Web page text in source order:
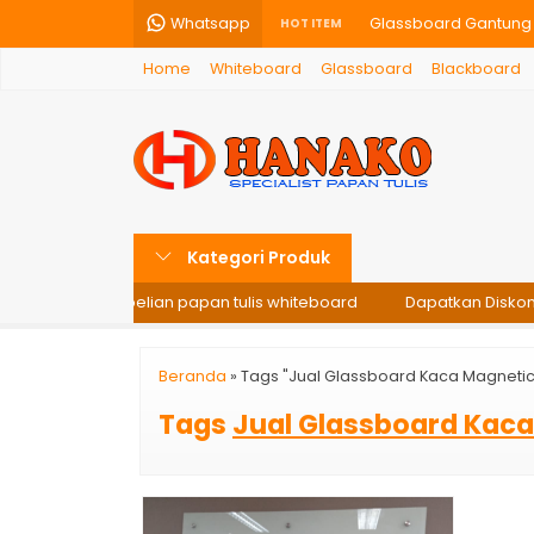
Whatsapp HOT ITEM Glassboard Gantung
Papan Tulis
Softboard Hanako
Papan Tulis
Home Whiteboard Glassboard Blackboard
Kategori Produk
di setiap pembelian papan tulis whiteboard Dapatkan
Beranda » Tags "Jual Glassboard Kaca
Tags Jual Glassboard